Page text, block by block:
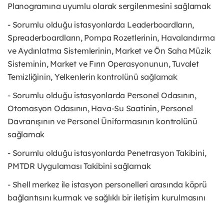
Planogramına uyumlu olarak sergilenmesini sağlamak
- Sorumlu olduğu istasyonlarda Leaderboardların,
Spreaderboardların, Pompa Rozetlerinin, Havalandırma
ve Aydınlatma Sistemlerinin, Market ve Ön Saha Müzik
Sisteminin, Market ve Fırın Operasyonunun, Tuvalet
Temizliğinin, Yelkenlerin kontrolünü sağlamak
- Sorumlu olduğu istasyonlarda Personel Odasının,
Otomasyon Odasının, Hava-Su Saatinin, Personel
Davranışının ve Personel Üniformasının kontrolünü
sağlamak
- Sorumlu olduğu istasyonlarda Penetrasyon Takibini,
PMTDR Uygulaması Takibini sağlamak
- Shell merkez ile istasyon personelleri arasında köprü
bağlantısını kurmak ve sağlıklı bir iletişim kurulmasını